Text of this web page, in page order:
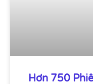
Hơn 750